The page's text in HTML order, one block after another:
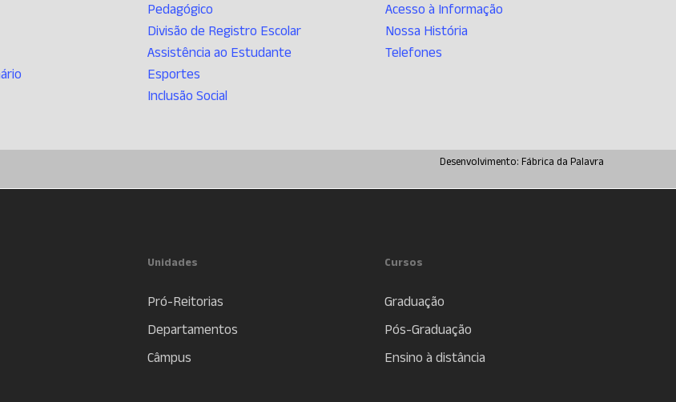
Pedagógico
Divisão de Registro Escolar
Assistência ao Estudante
Esportes
Inclusão Social
Acesso à Informação
Nossa História
Telefones
Desenvolvimento: Fábrica da Palavra
Unidades
Pró-Reitorias
Departamentos
Câmpus
Cursos
Graduação
Pós-Graduação
Ensino à distância